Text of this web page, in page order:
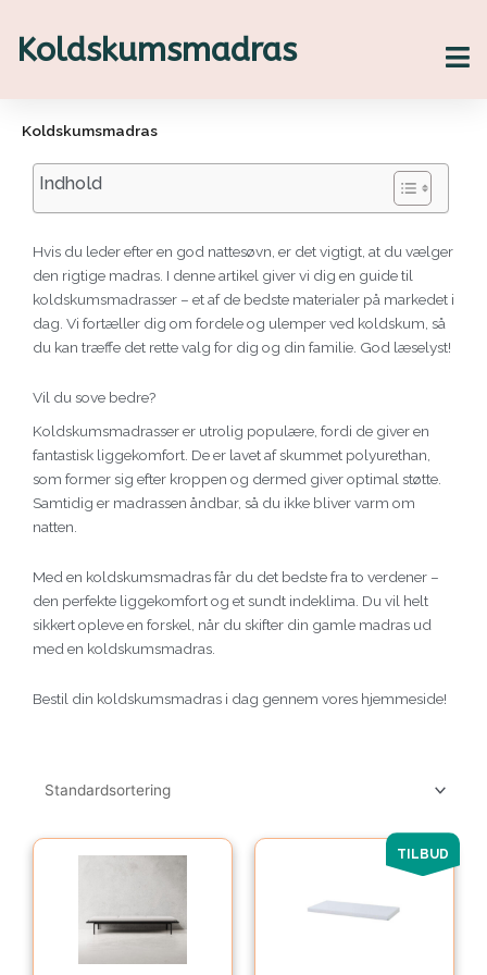
indholdet
Koldskumsmadras
Koldskumsmadras
Indhold
Hvis du leder efter en god nattesøvn, er det vigtigt, at du vælger
den rigtige madras. I denne artikel giver vi dig en guide til
koldskumsmadrasser – et af de bedste materialer på markedet i
dag. Vi fortæller dig om fordele og ulemper ved koldskum, så
du kan træffe det rette valg for dig og din familie. God læselyst!
Vil du sove bedre?
Koldskumsmadrasser er utrolig populære, fordi de giver en
fantastisk liggekomfort. De er lavet af skummet polyurethan,
som former sig efter kroppen og dermed giver optimal støtte.
Samtidig er madrassen åndbar, så du ikke bliver varm om
natten.
Med en koldskumsmadras får du det bedste fra to verdener –
den perfekte liggekomfort og et sundt indeklima. Du vil helt
sikkert opleve en forskel, når du skifter din gamle madras ud
med en koldskumsmadras.
Bestil din koldskumsmadras i dag gennem vores hjemmeside!
TILBUD
Den
aktuelle
er: